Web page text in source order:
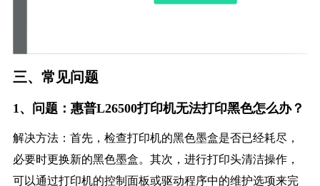
三、常见问题
1、问题：惠普L26500打印机无法打印黑色怎么办？
解决方法：首先，检查打印机的黑色墨盒是否已经耗尽，
必要时更换新的黑色墨盒。其次，进行打印头清洁操作，
可以通过打印机的控制面板或驱动程序中的维护选项来完